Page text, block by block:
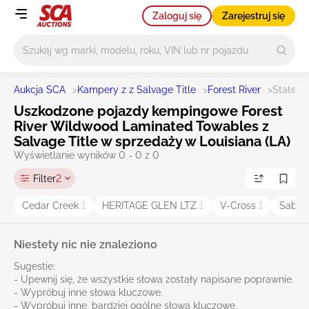
Zaloguj się Zarejestruj się
Aukcja SCA >Kampery z z Salvage Title >Forest River >State
Uszkodzone pojazdy kempingowe Forest
River Wildwood Laminated Towables z
Salvage Title w sprzedaży w Louisiana (LA)
Wyświetlanie wyników 0 - 0 z 0
Filter2
Cedar Creek 1 HERITAGE GLEN LTZ 1 V-Cross 1 Sabre
Niestety nic nie znaleziono
Sugestie:
- Upewnij się, że wszystkie słowa zostały napisane poprawnie.
- Wypróbuj inne słowa kluczowe.
- Wypróbuj inne, bardziej ogólne słowa kluczowe.